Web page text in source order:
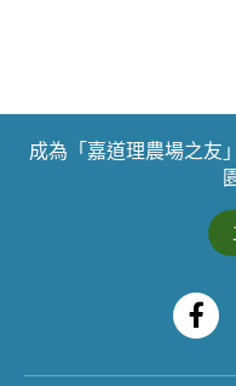
成為「嘉道理農場之友